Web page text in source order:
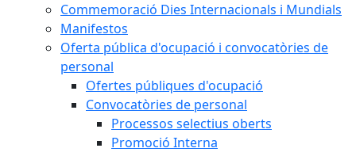
Commemoració Dies Internacionals i Mundials
Manifestos
Oferta pública d'ocupació i convocatòries de
personal
Ofertes públiques d'ocupació
Convocatòries de personal
Processos selectius oberts
Promoció Interna